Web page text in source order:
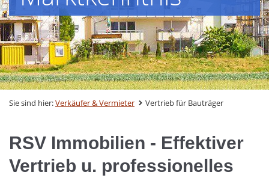
Sie sind hier:Verkäufer & Vermieter Vertrieb für Bauträger
RSV Immobilien - Effektiver
Vertrieb u. professionelles